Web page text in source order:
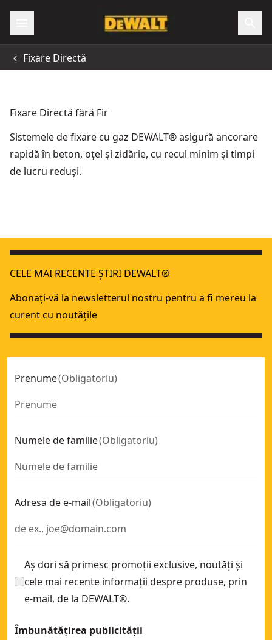
Fixare Directă
Fixare Directă fără Fir
Sistemele de fixare cu gaz DEWALT® asigură ancorare
rapidă în beton, oțel și zidărie, cu recul minim și timpi
de lucru reduși.
Dispozitiv de declanșare la contact nemagnetic pentru
Dispozitiv de declanșare la contact de gips-carton pentru
CELE MAI RECENTE ȘTIRI DEWALT®
Abonați-vă la newsletterul nostru pentru a fi mereu la
curent cu noutățile
Prenume(Obligatoriu)
Numele de familie(Obligatoriu)
Adresa de e-mail(Obligatoriu)
Aș dori să primesc promoții exclusive, noutăți și
cele mai recente informații despre produse, prin
e-mail, de la DEWALT®.
Îmbunătățirea publicității